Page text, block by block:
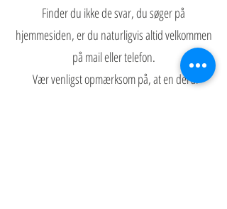
Finder du ikke de svar, du søger på
hjemmesiden, er du naturligvis altid velkommen
på mail eller telefon.
Vær venligst opmærksom på, at en del af